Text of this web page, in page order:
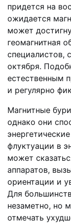
придется на
ожидается
может
геомагнитная
специалистов,
октября.
естественным
и регулярно
Магнитные
однако они
флуктуации в
может
аппаратов,
ориентации и
Для
незаметно, но
отмечать